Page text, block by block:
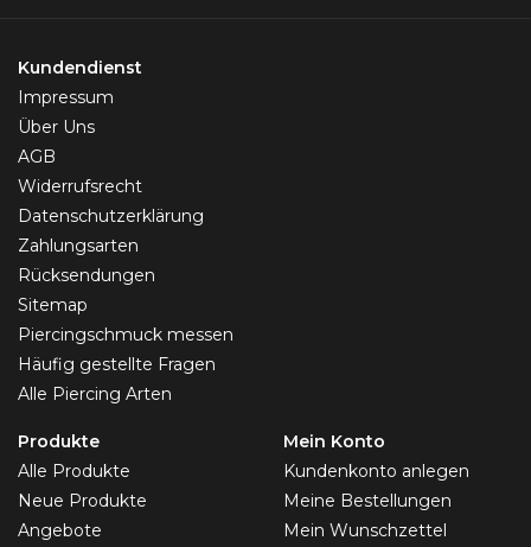
Kundendienst
Impressum
Über Uns
AGB
Widerrufsrecht
Datenschutzerklärung
Zahlungsarten
Rücksendungen
Sitemap
Piercingschmuck messen
Häufig gestellte Fragen
Alle Piercing Arten
Produkte
Alle Produkte
Neue Produkte
Angebote
Mein Konto
Kundenkonto anlegen
Meine Bestellungen
Mein Wunschzettel